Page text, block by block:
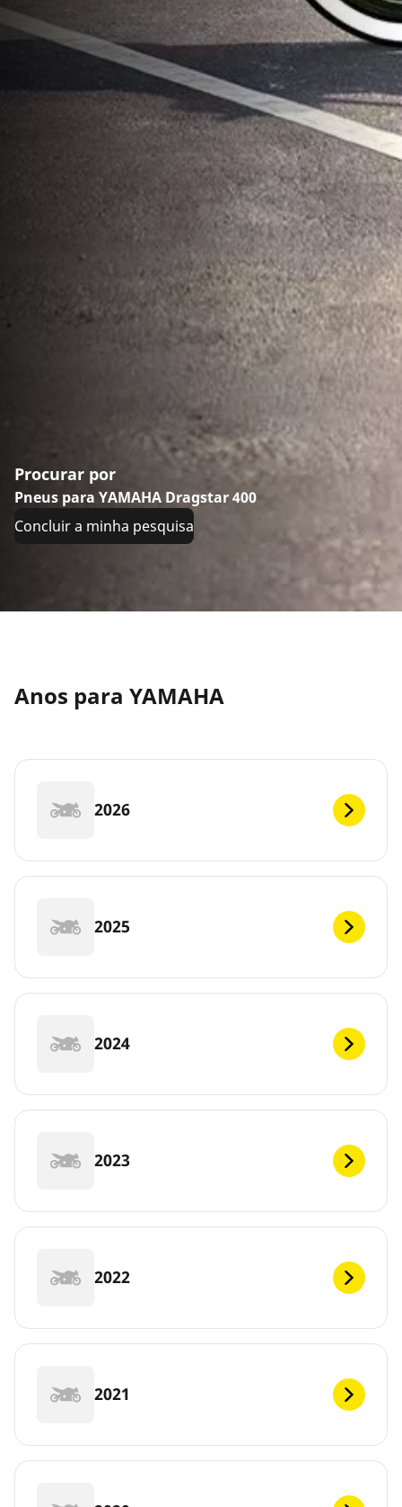
Procurar por
Pneus para YAMAHA Dragstar 400
Concluir a minha pesquisa
Anos para YAMAHA
2026
2025
2024
2023
2022
2021